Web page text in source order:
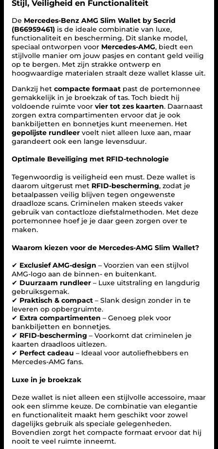
a
t
a
l
Stijl, Veiligheid en Functionaliteit
De Mercedes-Benz AMG Slim Wallet by Secrid
(B66959461) is de ideale combinatie van luxe,
functionaliteit en bescherming. Dit slanke model,
speciaal ontworpen voor Mercedes-AMG, biedt een
stijlvolle manier om jouw pasjes en contant geld veilig
op te bergen. Met zijn strakke ontwerp en
hoogwaardige materialen straalt deze wallet klasse uit.
Dankzij het compacte formaat past de portemonnee
gemakkelijk in je broekzak of tas. Toch biedt hij
voldoende ruimte voor vier tot zes kaarten. Daarnaast
zorgen extra compartimenten ervoor dat je ook
bankbiljetten en bonnetjes kunt meenemen. Het
gepolijste rundleer voelt niet alleen luxe aan, maar
garandeert ook een lange levensduur.
Optimale Beveiliging met RFID-technologie
Tegenwoordig is veiligheid een must. Deze wallet is
daarom uitgerust met RFID-bescherming, zodat je
betaalpassen veilig blijven tegen ongewenste
draadloze scans. Criminelen maken steeds vaker
gebruik van contactloze diefstalmethoden. Met deze
portemonnee hoef je je daar geen zorgen over te
maken.
Waarom kiezen voor de Mercedes-AMG Slim Wallet?
✔ Exclusief AMG-design – Voorzien van een stijlvol
AMG-logo aan de binnen- en buitenkant.
✔ Duurzaam rundleer – Luxe uitstraling en langdurig
gebruiksgemak.
✔ Praktisch & compact – Slank design zonder in te
leveren op opbergruimte.
✔ Extra compartimenten – Genoeg plek voor
bankbiljetten en bonnetjes.
✔ RFID-bescherming – Voorkomt dat criminelen je
kaarten draadloos uitlezen.
✔ Perfect cadeau – Ideaal voor autoliefhebbers en
Mercedes-AMG fans.
Luxe in je broekzak
Deze wallet is niet alleen een stijlvolle accessoire, maar
ook een slimme keuze. De combinatie van elegantie
en functionaliteit maakt hem geschikt voor zowel
dagelijks gebruik als speciale gelegenheden.
Bovendien zorgt het compacte formaat ervoor dat hij
nooit te veel ruimte inneemt.